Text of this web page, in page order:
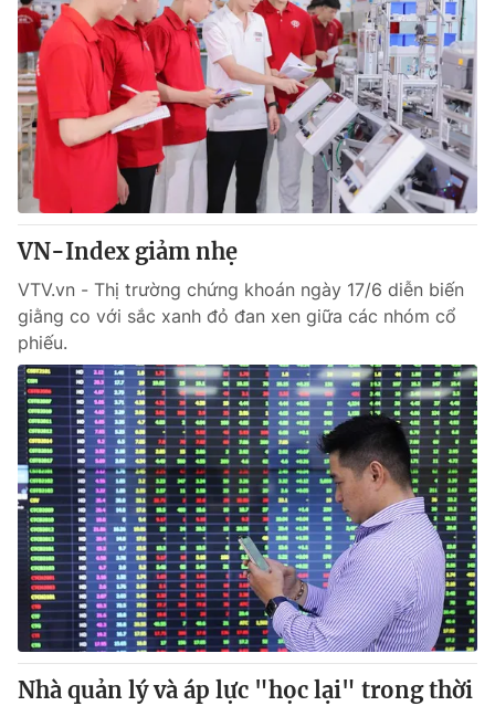
VN-Index giảm nhẹ
VTV.vn - Thị trường chứng khoán ngày 17/6 diễn biến
giằng co với sắc xanh đỏ đan xen giữa các nhóm cổ
phiếu.
Nhà quản lý và áp lực "học lại" trong thời